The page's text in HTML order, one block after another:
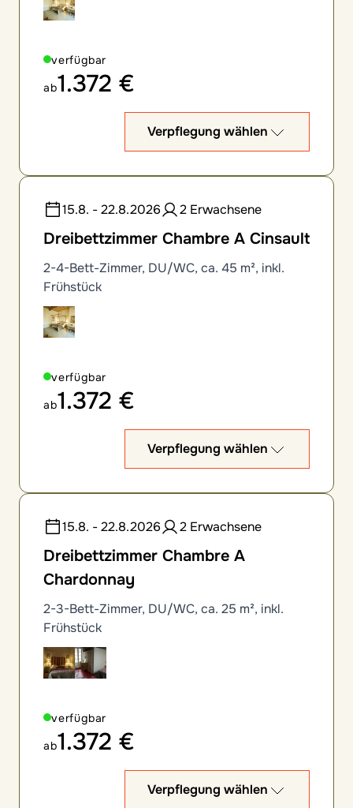
verfügbar
ab1.372 €
Verpflegung wählen
15.8. - 22.8.2026 2 Erwachsene
Dreibettzimmer Chambre A Cinsault
2-4-Bett-Zimmer, DU/WC, ca. 45 m², inkl.
Frühstück
verfügbar
ab1.372 €
Verpflegung wählen
15.8. - 22.8.2026 2 Erwachsene
Dreibettzimmer Chambre A
Chardonnay
2-3-Bett-Zimmer, DU/WC, ca. 25 m², inkl.
Frühstück
verfügbar
ab1.372 €
Verpflegung wählen